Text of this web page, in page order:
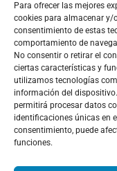
Para ofrecer las mejores
cookies para almacenar y/
consentimiento de estas
comportamiento de
No consentir o retirar el
ciertas características y
utilizamos tecnologías
información del
permitirá procesar datos
identificaciones únicas en
consentimiento, puede
funciones.
Haz clic